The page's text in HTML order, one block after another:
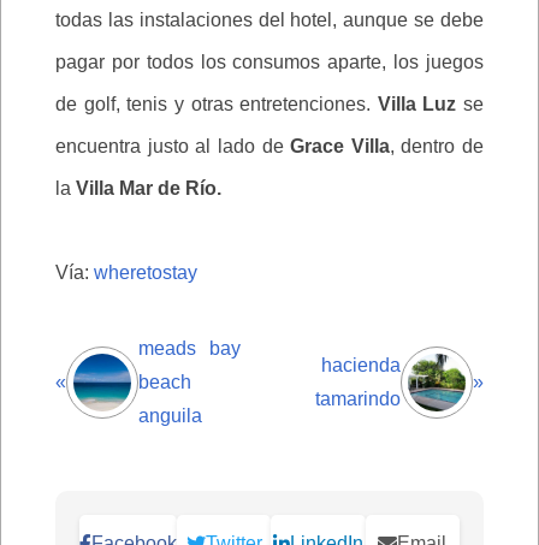
todas las instalaciones del hotel, aunque se debe
pagar por todos los consumos aparte, los juegos
de golf, tenis y otras entretenciones. Villa Luz se
encuentra justo al lado deGrace Villa, dentro de
la Villa Mar de Río.
Vía: wheretostay
«
meads bay
beach
anguila
hacienda
tamarindo
»